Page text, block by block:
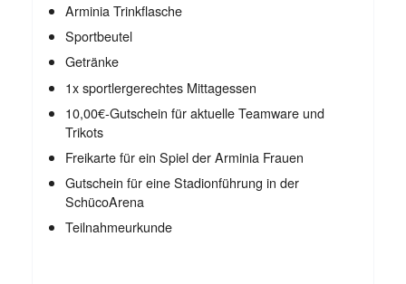
Arminia Trinkflasche
Sportbeutel
Getränke
1x sportlergerechtes Mittagessen
10,00€-Gutschein für aktuelle Teamware und
Trikots
Freikarte für ein Spiel der Arminia Frauen
Gutschein für eine Stadionführung in der
SchücoArena
Teilnahmeurkunde